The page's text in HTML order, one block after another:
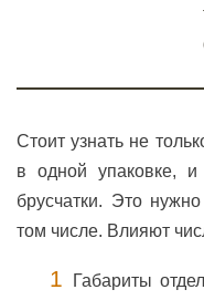
Стоит узнать не
в одной упаковке, и
брусчатки. Это
том числе. Влияют
Габариты